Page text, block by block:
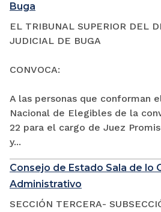
Buga
EL TRIBUNAL SUPERIOR DEL
JUDICIAL DE BUGA
CONVOCA:
A las personas que conforman
Nacional de Elegibles de la
22 para el cargo de Juez
y...
Consejo de Estado Sala de lo
Administrativo
SECCIÓN TERCERA-